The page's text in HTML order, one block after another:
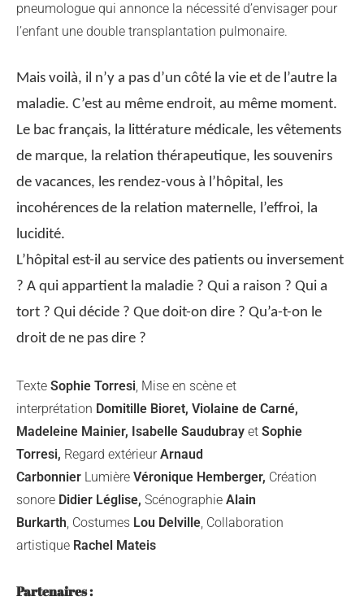
pneumologue qui annonce la nécessité d’envisager pour
l’enfant une double transplantation pulmonaire.
Mais voilà, il n’y a pas d’un côté la vie et de l’autre la
maladie. C’est au même endroit, au même moment.
Le bac français, la littérature médicale, les vêtements
de marque, la relation thérapeutique, les souvenirs
de vacances, les rendez-vous à l’hôpital, les
incohérences de la relation maternelle, l’effroi, la
lucidité.
L’hôpital est-il au service des patients ou inversement
? A qui appartient la maladie ? Qui a raison ? Qui a
tort ? Qui décide ? Que doit-on dire ? Qu’a-t-on le
droit de ne pas dire ?
Texte Sophie Torresi, Mise en scène et
interprétation Domitille Bioret, Violaine de Carné,
Madeleine Mainier, Isabelle Saudubray et Sophie
Torresi, Regard extérieurArnaud
Carbonnier Lumière Véronique Hemberger, Création
sonore Didier Léglise, Scénographie Alain
Burkarth, Costumes Lou Delville, Collaboration
artistique Rachel Mateis
Partenaires :